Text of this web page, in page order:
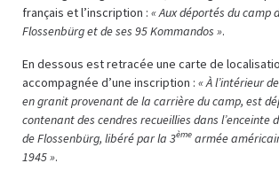
français et l’inscription : « Aux déportés du camp
Flossenbürg et de ses 95 Kommandos ».
En dessous est retracée une carte de
accompagnée d’une inscription : « À l’intérieur
en granit provenant de la carrière du camp, est
contenant des cendres recueillies dans l’enceinte
de Flossenbürg, libéré par la 3ème armée
1945 ».